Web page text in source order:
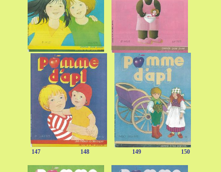
147 148 149 150